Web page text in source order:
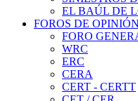
Inicio
Vehículos de
Porsche
Porsche 911 gr 4